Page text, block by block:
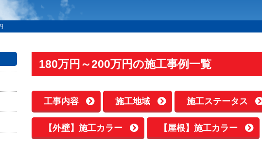
180万円～200万円の施工事例一覧
工事内容 施工地域 施工ステータス
【外壁】施工カラー 【屋根】施工カラー